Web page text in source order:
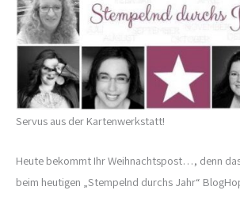
Servus aus der Kartenwerkstatt!
Heute bekommt Ihr Weihnachtspost…, denn
beim heutigen „Stempelnd durchs Jahr“